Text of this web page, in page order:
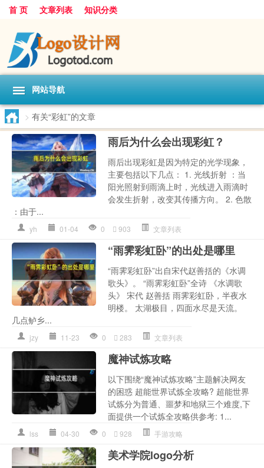
首 页 文章列表 知识分类
网站导航
> 有关“彩虹”的文章
雨后为什么会出现彩虹？
雨后出现彩虹是因为特定的光学现象，
主要包括以下几点： 1. 光线折射 ：当
阳光照射到雨滴上时，光线进入雨滴时
会发生折射，改变其传播方向。 2. 色散
：由于...
yh 01-04 0 903 文章列表
“雨霁彩虹卧”的出处是哪里
“雨霁彩虹卧”出自宋代赵善括的《水调
歌头》。 “雨霁彩虹卧”全诗 《水调歌
头》 宋代 赵善括 雨霁彩虹卧，半夜水
明楼。 太湖极目，四面水尽是天流。
几点鲈乡...
jzy 11-23 0 283 文章列表
魔神试炼攻略
以下围绕“魔神试炼攻略”主题解决网友
的困惑 超能世界试炼全攻略? 超能世界
试炼分为普通、噩梦和地狱三个难度,下
面提供一个试炼全攻略供参考: 1...
lss 04-30 0 928 手游攻略
美术学院logo分析